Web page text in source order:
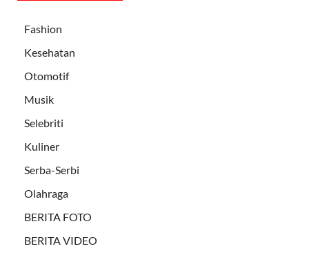
Fashion
Kesehatan
Otomotif
Musik
Selebriti
Kuliner
Serba-Serbi
Olahraga
BERITA FOTO
BERITA VIDEO